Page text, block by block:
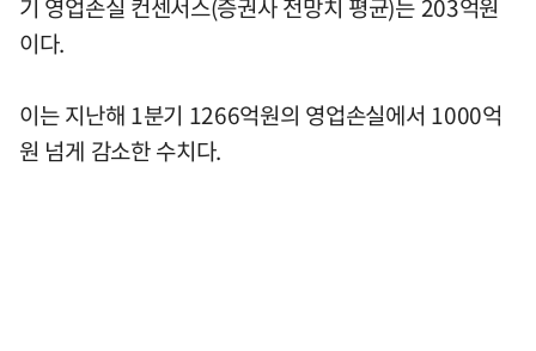
기 영업손실 컨센서스(증권사 전망치 평균)는 203억원
이다.
이는 지난해 1분기 1266억원의 영업손실에서 1000억
원 넘게 감소한 수치다.